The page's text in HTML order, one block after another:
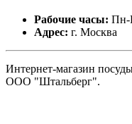
Рабочие часы: Пн-
Адрес: г. Москва
Интернет-магазин
ООО "Штальберг".